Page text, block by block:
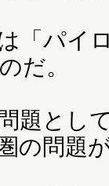
「パイ
だ。
題とし
の問題